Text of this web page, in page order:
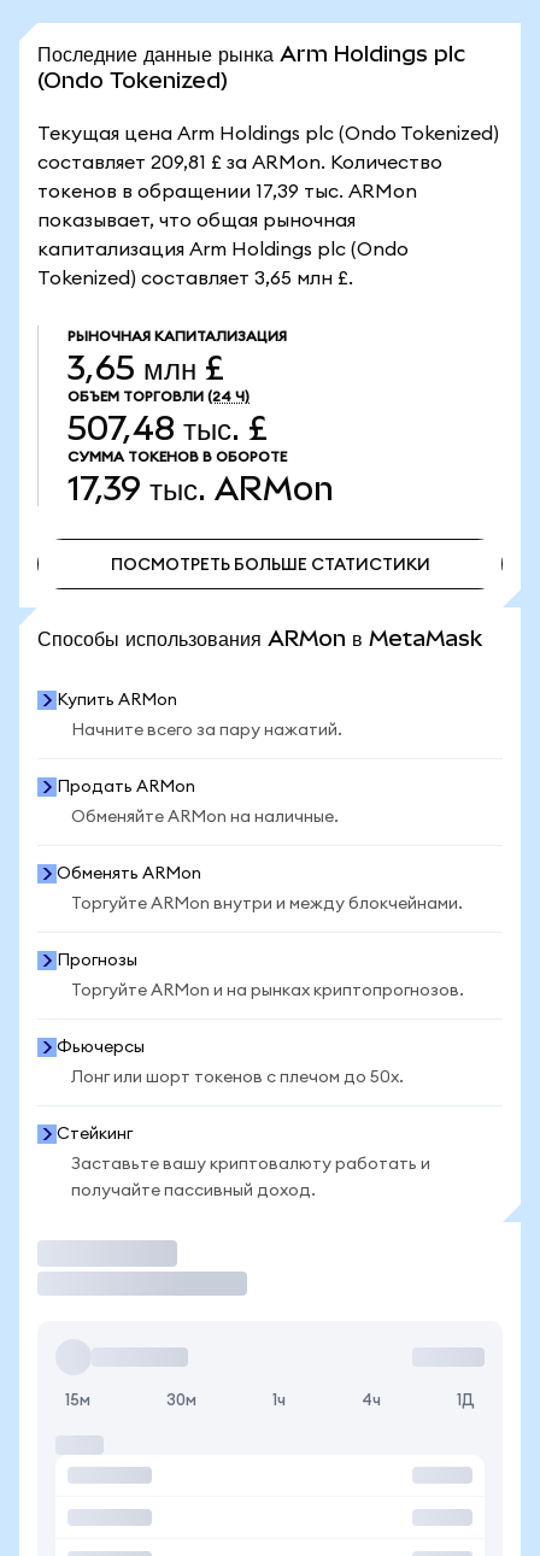
Последние данные рынка Arm Holdings plc
(Ondo Tokenized)
Текущая цена Arm Holdings plc (Ondo Tokenized)
составляет 209,81 £ за ARMon. Количество
токенов в обращении 17,39 тыс. ARMon
показывает, что общая рыночная
капитализация Arm Holdings plc (Ondo
Tokenized) составляет 3,65 млн £.
РЫНОЧНАЯ КАПИТАЛИЗАЦИЯ
3,65 млн £
ОБЪЕМ ТОРГОВЛИ (24 Ч)
507,48 тыс. £
СУММА ТОКЕНОВ В ОБОРОТЕ
17,39 тыс. ARMon
ПОСМОТРЕТЬ БОЛЬШЕ СТАТИСТИКИ
Способы использования ARMon в MetaMask
Купить ARMon
Начните всего за пару нажатий.
Продать ARMon
Обменяйте ARMon на наличные.
Обменять ARMon
Торгуйте ARMon внутри и между блокчейнами.
Прогнозы
Торгуйте ARMon и на рынках криптопрогнозов.
Фьючерсы
Лонг или шорт токенов с плечом до 50x.
Стейкинг
Заставьте вашу криптовалюту работать и
получайте пассивный доход.
15м 30м 1ч 4ч 1Д